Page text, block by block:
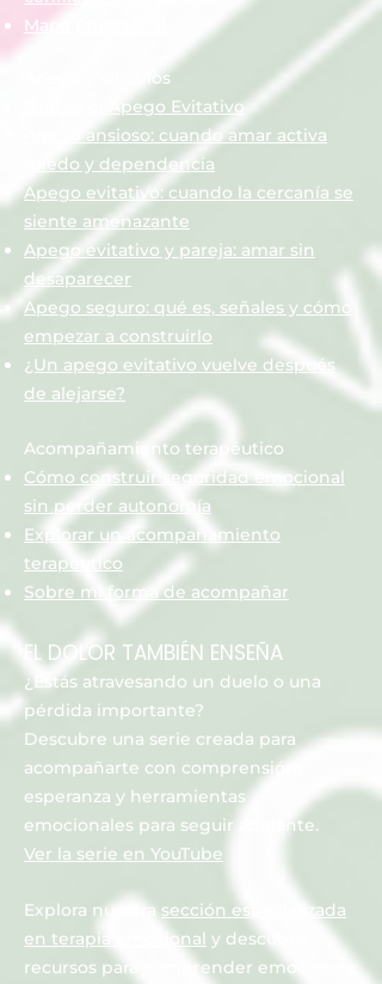
Mapa Emocional
Apego y vínculos
Qué es el Apego Evitativo
Apego ansioso: cuando amar activa
miedo y dependencia
Apego evitativo: cuando la cercanía se
siente amenazante
Apego evitativo y pareja: amar sin
desaparecer
Apego seguro: qué es, señales y cómo
empezar a construirlo
¿Un apego evitativo vuelve después
de alejarse?
Acompañamiento terapéutico
Cómo construir seguridad emocional
sin perder autonomía
Explorar un acompañamiento
terapéutico
Sobre mi forma de acompañar
EL DOLOR TAMBIÉN ENSEÑA
¿Estás atravesando un duelo o una
pérdida importante?
Descubre una serie creada para
acompañarte con comprensión,
esperanza y herramientas
emocionales para seguir adelante.
Ver la serie en YouTube
Explora nuestra sección especializada
en terapia emocional y descubre
recursos para comprender emociones,